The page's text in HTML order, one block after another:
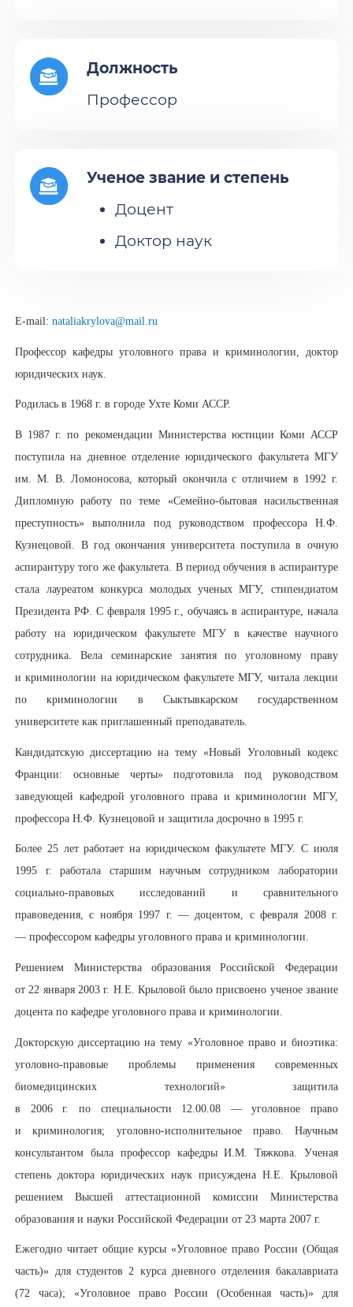
Должность
Профессор
Ученое звание и степень
Доцент
Доктор наук
E-mail:nataliakrylova@mail.ru
Профессор кафедры уголовного права и криминологии, доктор
юридических наук.
Родилась в 1968 г. в городе Ухте Коми АССР.
В 1987 г. по рекомендации Министерства юстиции Коми АССР
поступила на дневное отделение юридического факультета МГУ
им. М. В. Ломоносова, который окончила с отличием в 1992 г.
Дипломную работу по теме «Семейно-бытовая насильственная
преступность» выполнила под руководством профессора Н.Ф.
Кузнецовой. В год окончания университета поступила в очную
аспирантуру того же факультета. В период обучения в аспирантуре
стала лауреатом конкурса молодых ученых МГУ, стипендиатом
Президента РФ. С февраля 1995 г., обучаясь в аспирантуре, начала
работу на юридическом факультете МГУ в качестве научного
сотрудника. Вела семинарские занятия по уголовному праву
и криминологии на юридическом факультете МГУ, читала лекции
по криминологии в Сыктывкарском государственном
университете как приглашенный преподаватель.
Кандидатскую диссертацию на тему «Новый Уголовный кодекс
Франции: основные черты» подготовила под руководством
заведующей кафедрой уголовного права и криминологии МГУ,
профессора Н.Ф. Кузнецовой и защитила досрочно в 1995 г.
Более 25 лет работает на юридическом факультете МГУ. С июля
1995 г. работала старшим научным сотрудником лаборатории
социально-правовых исследований и сравнительного
правоведения, с ноября 1997 г. — доцентом, с февраля 2008 г.
— профессором кафедры уголовного права и криминологии.
Решением Министерства образования Российской Федерации
от 22 января 2003 г. Н.Е. Крыловой было присвоено ученое звание
доцента по кафедре уголовного права и криминологии.
Докторскую диссертацию на тему «Уголовное право и биоэтика:
уголовно-правовые проблемы применения современных
биомедицинских технологий» защитила
в 2006 г. по специальности 12.00.08 — уголовное право
и криминология; уголовно-исполнительное право. Научным
консультантом была профессор кафедры И.М. Тяжкова. Ученая
степень доктора юридических наук присуждена Н.Е. Крыловой
решением Высшей аттестационной комиссии Министерства
образования и науки Российской Федерации от 23 марта 2007 г.
Ежегодно читает общие курсы «Уголовное право России (Общая
часть)» для студентов 2 курса дневного отделения бакалавриата
(72 часа); «Уголовное право России (Особенная часть)» для